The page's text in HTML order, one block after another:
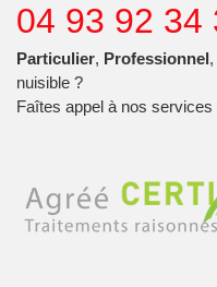
04 93 92 34
Particulier, Professionnel,
nuisible ?
Faîtes appel à nos